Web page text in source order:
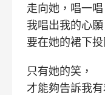
走向她，唱一唱
我唱出我的心願
要在她的裙下投
只有她的笑，
才能夠告訴我有